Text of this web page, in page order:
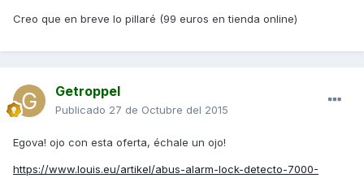
Creo que en breve lo pillaré (99 euros en tienda online)
Getroppel
Publicado 27 de Octubre del 2015
Egova! ojo con esta oferta, échale un ojo!
https://www.louis.eu/artikel/abus-alarm-lock-detecto-7000-